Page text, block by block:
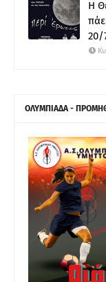
Η
20/
ΟΛΥΜΠΙΑΔΑ -